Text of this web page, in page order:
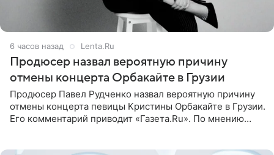
6 часов назад Lenta.Ru
Продюсер назвал вероятную причину
отмены концерта Орбакайте в Грузии
Продюсер Павел Рудченко назвал вероятную причину
отмены концерта певицы Кристины Орбакайте в Грузии.
Его комментарий приводит «Газета.Ru». По мнению